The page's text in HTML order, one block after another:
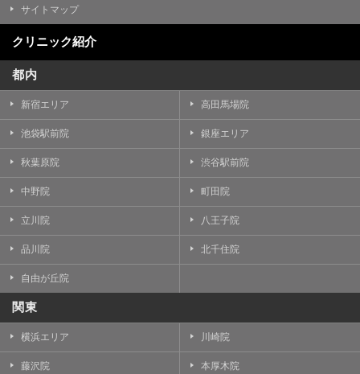
サイトマップ
クリニック紹介
都内
新宿エリア 高田馬場院
池袋駅前院 銀座エリア
秋葉原院 渋谷駅前院
中野院 町田院
立川院 八王子院
品川院 北千住院
自由が丘院
関東
横浜エリア 川崎院
藤沢院 本厚木院